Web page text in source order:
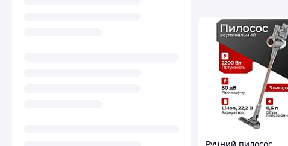
Ручний пилосос